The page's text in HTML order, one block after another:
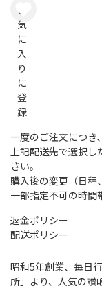
ん
セ
ト
桐
箱
入
の
数
量
を
減
す
入
数
お
気
に
入
り
に
登
録
一度のご注文につき
上記配送先で選択し
さい。
購入後の変更（日程
一部指定不可の時間
返金ポリシー
配送ポリシー
昭和5年創業、毎日
所」より、人気の讃